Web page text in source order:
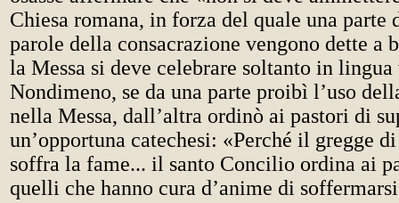
Chiesa romana, in forza del quale una parte
parole della consacrazione vengono dette a
la Messa si deve celebrare soltanto in
Nondimeno, se da una parte proibì l’uso
nella Messa, dall’altra ordinò ai pastori di
un’opportuna catechesi: «Perché il gregge
soffra la fame... il santo Concilio ordina ai
quelli che hanno cura d’anime di soffermarsi